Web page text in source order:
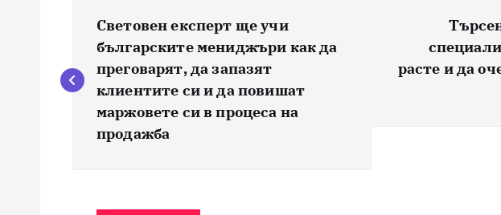
а
в
Световен експерт ще учи
българските мениджъри как да
преговарят, да запазят
клиентите си и да повишат
маржовете си в процеса на
продажба
расте и да